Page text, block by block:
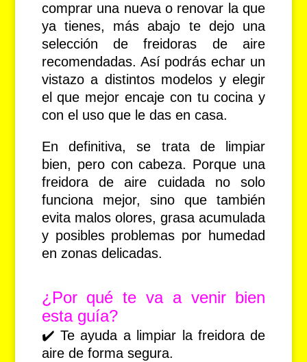
comprar una nueva o renovar la que
ya tienes, más abajo te dejo una
selección de freidoras de aire
recomendadas. Así podrás echar un
vistazo a distintos modelos y elegir
el que mejor encaje con tu cocina y
con el uso que le das en casa.
En definitiva, se trata de limpiar
bien, pero con cabeza. Porque una
freidora de aire cuidada no solo
funciona mejor, sino que también
evita malos olores, grasa acumulada
y posibles problemas por humedad
en zonas delicadas.
¿Por qué te va a venir bien
esta guía?
✔️ Te ayuda a limpiar la freidora de
aire de forma segura.